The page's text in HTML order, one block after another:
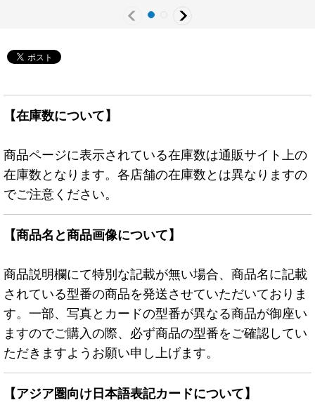
【在庫数について】
商品ページに表示されている在庫数は通販サイト上の
在庫数となります。各店舗の在庫数とは異なりますの
でご注意ください。
【商品名と商品画像について】
商品説明欄にて特別な記載が無い場合、商品名に記載
されている型番の商品を発送させていただいておりま
す。一部、写真とカードの型番が異なる商品が御座い
ますのでご購入の際、必ず商品の型番をご確認してい
ただきますようお願い申し上げます。
【アジア圏向け日本語表記カードについて】